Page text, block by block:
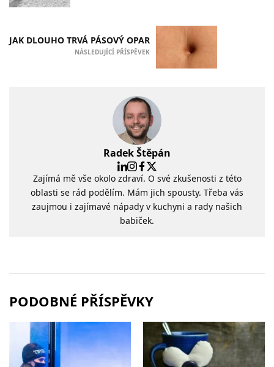
JAK DLOUHO TRVÁ PÁSOVÝ OPAR
NÁSLEDUJÍCÍ PŘÍSPĚVEK
Radek Štěpán
Zajímá mě vše okolo zdraví. O své zkušenosti z této
oblasti se rád podělím. Mám jich spousty. Třeba vás
zaujmou i zajímavé nápady v kuchyni a rady našich
babiček.
PODOBNÉ PŘÍSPĚVKY